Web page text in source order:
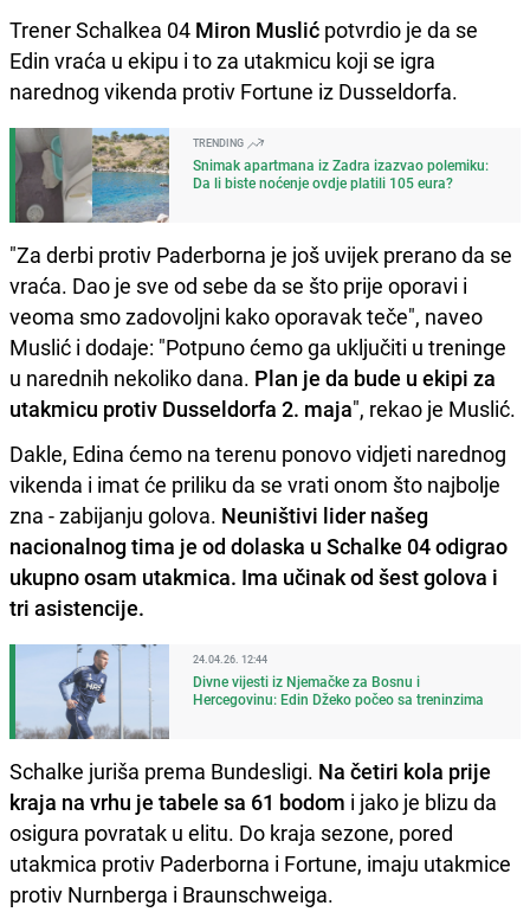
Trener Schalkea 04 Miron Muslić potvrdio je da se
Edin vraća u ekipu i to za utakmicu koji se igra
narednog vikenda protiv Fortune iz Dusseldorfa.
TRENDING
Snimak apartmana iz Zadra izazvao polemiku:
Da li biste noćenje ovdje platili 105 eura?
"Za derbi protiv Paderborna je još uvijek prerano da se
vraća. Dao je sve od sebe da se što prije oporavi i
veoma smo zadovoljni kako oporavak teče", naveo
Muslić i dodaje: "Potpuno ćemo ga uključiti u treninge
u narednih nekoliko dana. Plan je da bude u ekipi za
utakmicu protiv Dusseldorfa 2. maja", rekao je Muslić.
Dakle, Edina ćemo na terenu ponovo vidjeti narednog
vikenda i imat će priliku da se vrati onom što najbolje
zna - zabijanju golova. Neuništivi lider našeg
nacionalnog tima je od dolaska u Schalke 04 odigrao
ukupno osam utakmica. Ima učinak od šest golova i
tri asistencije.
24.04.26. 12:44
Divne vijesti iz Njemačke za Bosnu i
Hercegovinu: Edin Džeko počeo sa treninzima
Schalke juriša prema Bundesligi. Na četiri kola prije
kraja na vrhu je tabele sa 61 bodom i jako je blizu da
osigura povratak u elitu. Do kraja sezone, pored
utakmica protiv Paderborna i Fortune, imaju utakmice
protiv Nurnberga i Braunschweiga.